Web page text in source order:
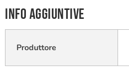
Info aggiuntive
Produttore